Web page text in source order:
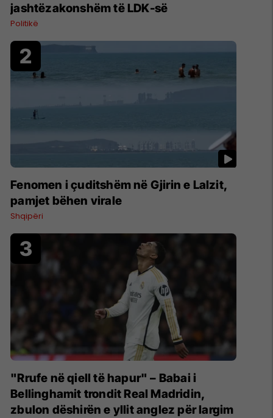
jashtëzakonshëm të LDK-së
Politikë
Fenomen i çuditshëm në Gjirin e Lalzit,
pamjet bëhen virale
Shqipëri
"Rrufe në qiell të hapur" – Babai i
Bellinghamit trondit Real Madridin,
zbulon dëshirën e yllit anglez për largim